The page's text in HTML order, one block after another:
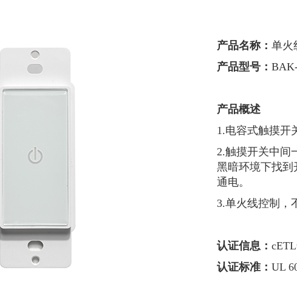
产品名称： 单火
产品型号：
产品概述
1.电容式触摸开
2.触摸开关中间
黑暗环境下找到
通电。
3.单火线控制，
认证信息：
认证标准： UL